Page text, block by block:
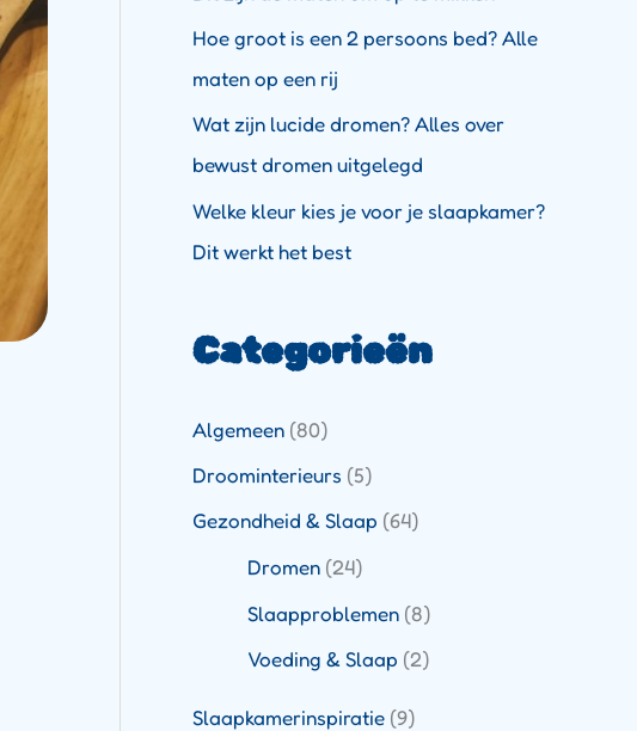
Hoe groot is een 2 persoons bed? Alle
maten op een rij
Wat zijn lucide dromen? Alles over
bewust dromen uitgelegd
Welke kleur kies je voor je slaapkamer?
Dit werkt het best
Categorieën
Algemeen (80)
Droominterieurs (5)
Gezondheid & Slaap (64)
Dromen(24)
Slaapproblemen(8)
Voeding & Slaap (2)
Slaapkamerinspiratie (9)